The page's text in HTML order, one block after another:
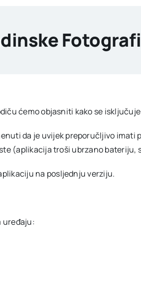
ćemo objasniti kako se
da je uvijek preporučljivo
(aplikacija troši ubrzano
na posljednju verziju.
uređaju: